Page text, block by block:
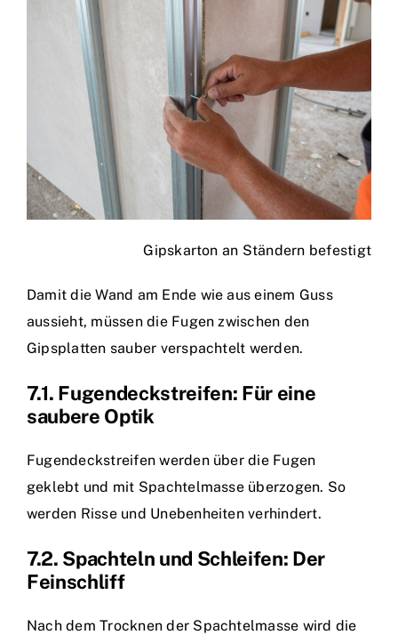
Gipskarton an Ständern befestigt
Damit die Wand am Ende wie aus einem Guss
aussieht, müssen die Fugen zwischen den
Gipsplatten sauber verspachtelt werden.
7.1. Fugendeckstreifen: Für eine
saubere Optik
Fugendeckstreifen werden über die Fugen
geklebt und mit Spachtelmasse überzogen. So
werden Risse und Unebenheiten verhindert.
7.2. Spachteln und Schleifen: Der
Feinschliff
Nach dem Trocknen der Spachtelmasse wird die